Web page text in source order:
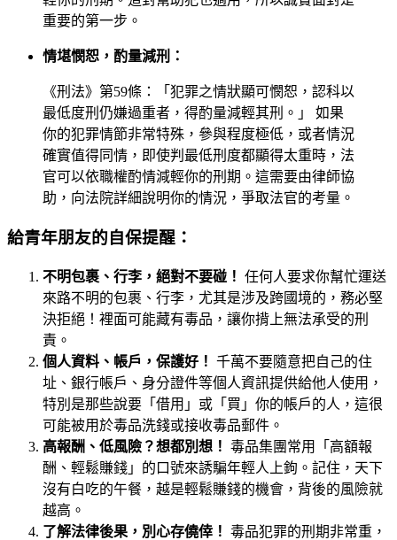
重要的第一步。
情堪憫恕，酌量減刑：
《刑法》第59條：「犯罪之情狀顯可憫恕，認科以
最低度刑仍嫌過重者，得酌量減輕其刑。」 如果
你的犯罪情節非常特殊，參與程度極低，或者情況
確實值得同情，即使判最低刑度都顯得太重時，法
官可以依職權酌情減輕你的刑期。這需要由律師協
助，向法院詳細說明你的情況，爭取法官的考量。
給青年朋友的自保提醒：
不明包裹、行李，絕對不要碰！ 任何人要求你幫忙運送
來路不明的包裹、行李，尤其是涉及跨國境的，務必堅
決拒絕！裡面可能藏有毒品，讓你揹上無法承受的刑
責。
個人資料、帳戶，保護好！ 千萬不要隨意把自己的住
址、銀行帳戶、身分證件等個人資訊提供給他人使用，
特別是那些說要「借用」或「買」你的帳戶的人，這很
可能被用於毒品洗錢或接收毒品郵件。
高報酬、低風險？想都別想！ 毒品集團常用「高額報
酬、輕鬆賺錢」的口號來誘騙年輕人上鉤。記住，天下
沒有白吃的午餐，越是輕鬆賺錢的機會，背後的風險就
越高。
了解法律後果，別心存僥倖！ 毒品犯罪的刑期非常重，